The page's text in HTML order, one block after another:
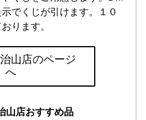
でくじが引けます。１０
ります。
山店のページ
へ
山店おすすめ品